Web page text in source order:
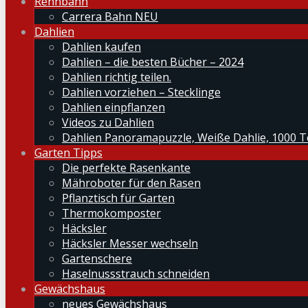
Carrera Bahn NEU
Dahlien
Dahlien kaufen
Dahlien – die besten Bücher – 2024
Dahlien richtig teilen.
Dahlien vorziehen – Stecklinge
Dahlien einpflanzen
Videos zu Dahlien
Dahlien Panoramapuzzle, Weiße Dahlie, 1000
Garten Tipps
Die perfekte Rasenkante
Mähroboter für den Rasen
Pflanztisch für Garten
Thermokomposter
Häcksler
Häcksler Messer wechseln
Gartenschere
Haselnussstrauch schneiden
Gewächshaus
neues Gewächshaus